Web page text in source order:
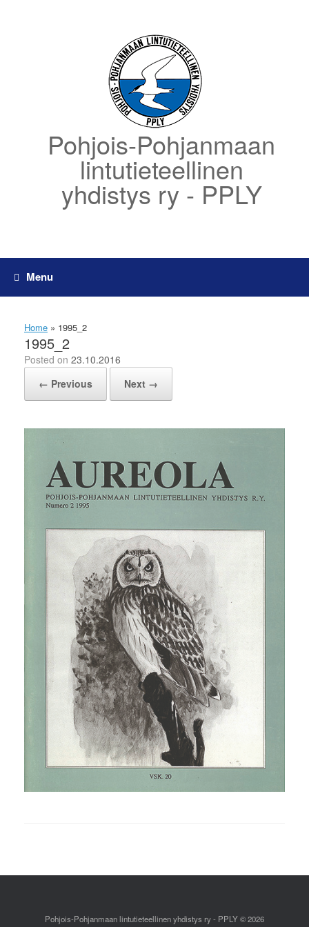
Pohjois-Pohjanmaan
lintutieteellinen
yhdistys ry - PPLY
Menu
Home » 1995_2
1995_2
Posted on 23.10.2016
← Previous
Next →
Pohjois-Pohjanmaan lintutieteellinen yhdistys ry - PPLY © 2026